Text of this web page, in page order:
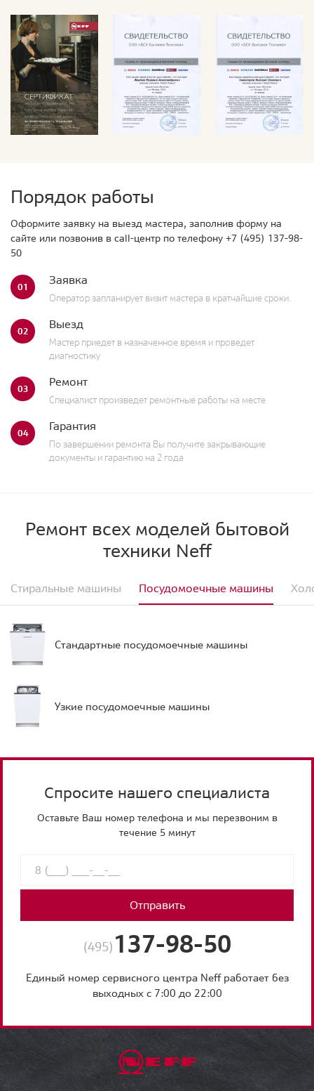
Порядок работы
Оформите заявку на выезд мастера, заполнив форму на
сайте или позвонив в call-центр по телефону +7 (495) 137-98-
50
01 Заявка
Оператор запланирует визит мастера в кратчайшие сроки.
02 Выезд
Мастер приедет в назначенное время и проведет
диагностику
03 Ремонт
Специалист произведет ремонтные работы на месте
04 Гарантия
По завершении ремонта Вы получите закрывающие
документы и гарантию на 2 года
Ремонт всех моделей бытовой
техники Neff
Стиральные машины Посудомоечные машины
Стандартные посудомоечные машины
Узкие посудомоечные машины
Спросите нашего специалиста
Оставьте Ваш номер телефона и мы перезвоним в
течение 5 минут
Отправить
(495) 137-98-50
Единый номер сервисного центра Neff работает без
выходных с 7:00 до 22:00